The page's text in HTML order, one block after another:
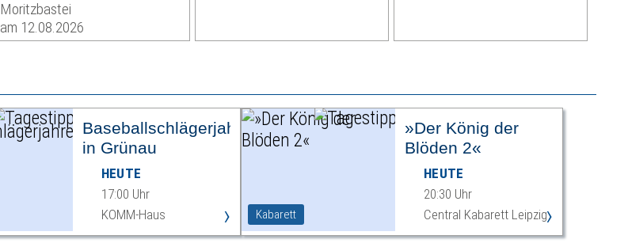
Moritzbastei
am 12.08.2026
Baseballschlägerjahre
in Grünau
HEUTE
17:00 Uhr
KOMM-Haus
› Kabarett
»Der König der
Blöden 2«
HEUTE
20:30 Uhr
Central Kabarett Leipzig›